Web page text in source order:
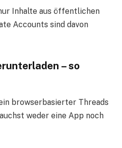
Inhalte aus öffentlichen
Accounts sind davon
– so
browserbasierter Threads
weder eine App noch